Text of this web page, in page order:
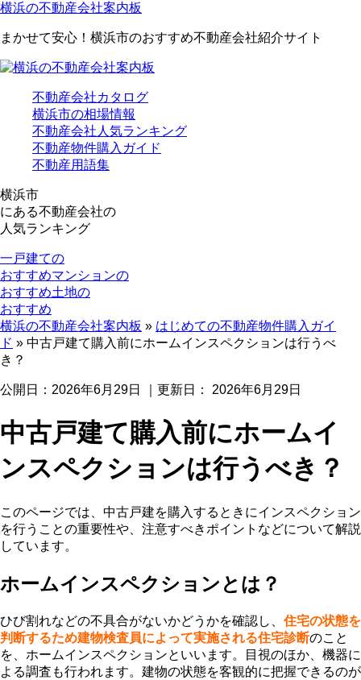
横浜の不動産会社案内板
まかせて安心！横浜市のおすすめ不動産会社紹介サイト
不動産会社カタログ
横浜市の相場情報
不動産会社人気ランキング
不動産物件購入ガイド
不動産用語集
横浜市
にある不動産会社の
人気ランキング
一戸建ての
おすすめマンションの
おすすめ土地の
おすすめ
横浜の不動産会社案内板 » はじめての不動産物件購入ガイ
ド » 中古戸建て購入前にホームインスペクションは行うべ
き？
公開日： 2026年6月29日 ｜更新日： 2026年6月29日
中古戸建て購入前にホームイ
ンスペクションは行うべき？
このページでは、中古戸建を購入するときにインスペクション
を行うことの重要性や、注意すべきポイントなどについて解説
しています。
ホームインスペクションとは？
ひび割れなどの不具合がないかどうかを確認し、 住宅の状態を
判断するため建物検査員によって実施される住宅診断のこと
を、ホームインスペクションといいます。目視のほか、機器に
よる調査も行われます。建物の状態を客観的に把握できるのが